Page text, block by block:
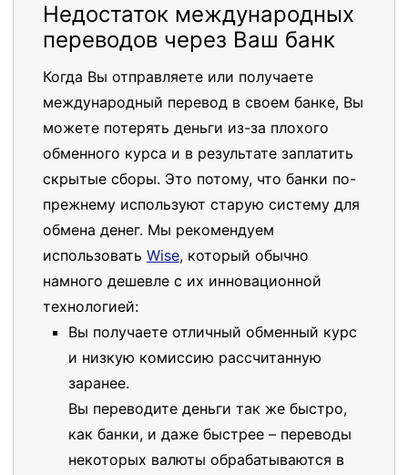
Недостаток международных
переводов через Ваш банк
Когда Вы отправляете или получаете
международный перевод в своем банке, Вы
можете потерять деньги из-за плохого
обменного курса и в результате заплатить
скрытые сборы. Это потому, что банки по-
прежнему используют старую систему для
обмена денег. Мы рекомендуем
использовать Wise, который обычно
намного дешевле с их инновационной
технологией:
Вы получаете отличный обменный курс
и низкую комиссию рассчитанную
заранее.
Вы переводите деньги так же быстро,
как банки, и даже быстрее – переводы
некоторых валюты обрабатываются в